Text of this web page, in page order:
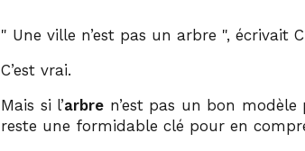
Une ville n’est pas un arbre , écrivait
C’est vrai.
Mais si l’arbre n’est pas un bon
reste une formidable clé pour en